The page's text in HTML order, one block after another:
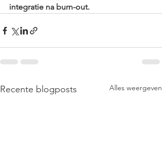
integratie na burn-out.
Recente blogposts Alles weergeven